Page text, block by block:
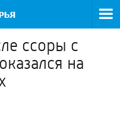
ссоры с
на